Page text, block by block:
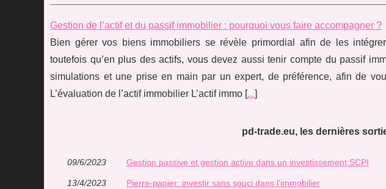
Gestion de l’actif et du passif immobilier : pourquoi vous faire accompagner ?
Bien gérer vos biens immobiliers se révèle primordial afin de les
toutefois qu’en plus des actifs, vous devez aussi tenir compte du passif
simulations et une prise en main par un expert, de préférence, afin de
L’évaluation de l’actif immobilier L’actif immo [...]
pd-trade.eu, les dernières
09/6/2023 Gestion passive et gestion active dans un investissement SCPI
13/4/2023 Pierre-papier: investir sans souci dans l'immobilier